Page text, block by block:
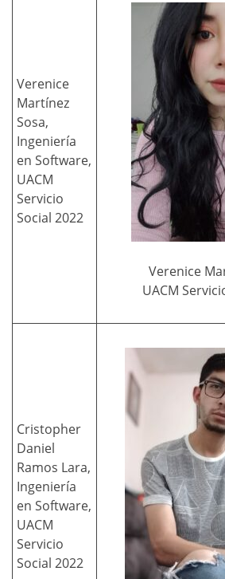
Verenice
Martínez
Sosa,
Ingeniería
en Software,
UACM
Servicio
Social 2022
Verenice
UACM
Cristopher
Daniel
Ramos Lara,
Ingeniería
en Software,
UACM
Servicio
Social 2022